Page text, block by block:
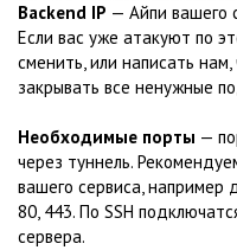
Backend IP — Айпи вашего
Если вас уже атакуют по
сменить, или написать
закрывать все ненужные
Необходимые порты —
через туннель.
вашего сервиса,
80, 443. По SSH
сервера.